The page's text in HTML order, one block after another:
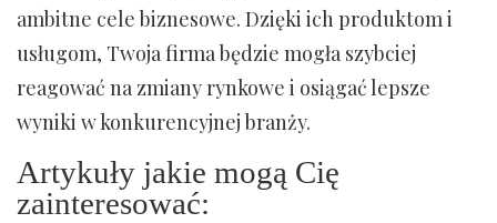
ambitne cele biznesowe. Dzięki ich produktom i
usługom, Twoja firma będzie mogła szybciej
reagować na zmiany rynkowe i osiągać lepsze
wyniki w konkurencyjnej branży.
Artykuły jakie mogą Cię
zainteresować: